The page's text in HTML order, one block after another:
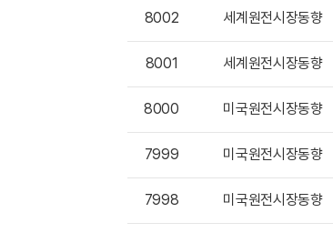
8002 세계원전시장동향
8001 세계원전시장동향
8000 미국원전시장동향
7999 미국원전시장동향
7998 미국원전시장동향